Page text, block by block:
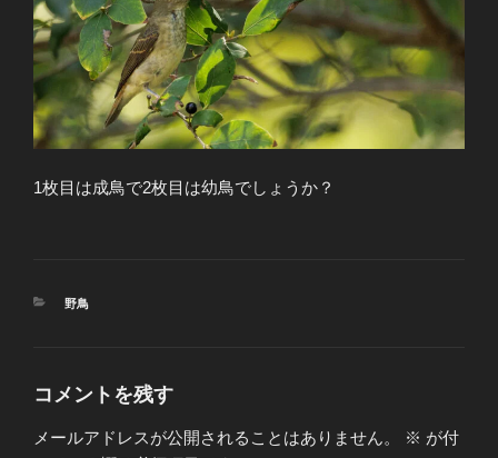
1枚目は成鳥で2枚目は幼鳥でしょうか？
カ
野鳥
コメントを残す
メールアドレスが公開されることはありません。 ※ が付